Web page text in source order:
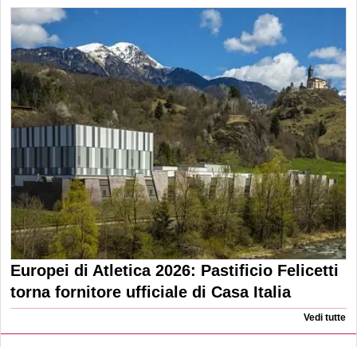
Europei di Atletica 2026: Pastificio Felicetti
torna fornitore ufficiale di Casa Italia
Vedi tutte